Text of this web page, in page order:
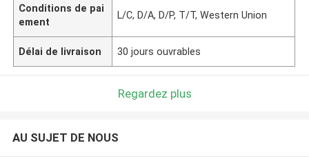
Conditions de pai
ement
L/C, D/A, D/P, T/T, Western Union
Délai de livraison 30 jours ouvrables
Regardez plus
AU SUJET DE NOUS